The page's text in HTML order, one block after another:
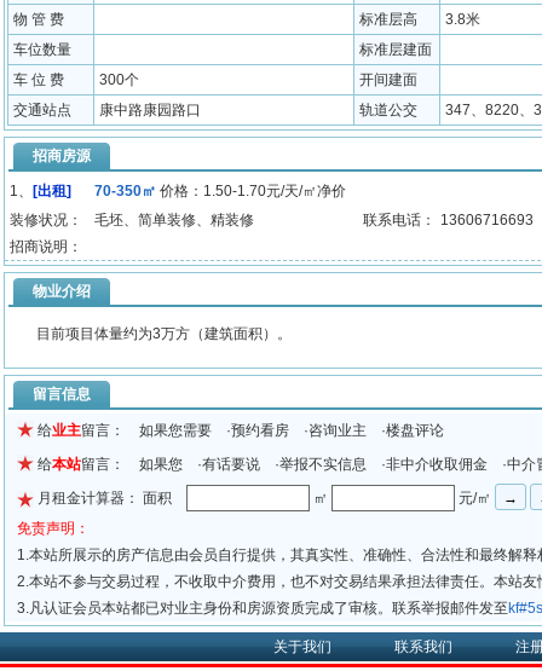
物 管 费
标准层高
3.8米
车位数量
标准层建面
车 位 费
300个
开间建面
交通站点
康中路康园路口 轨道公交 347、8220、
招商房源
1、 [出租] 70-350㎡ 价格：1.50-1.70元/天/㎡净价
装修状况：
毛坯、简单装修、精装修 联系电话：
13606716693
招商说明：
物业介绍
目前项目体量约为3万方（建筑面积）。
留言信息
给业主留言： 如果您需要 ·预约看房 ·咨询业主 ·楼盘评论
给本站留言： 如果您 ·有话要说 ·举报不实信息 ·非中介收取佣金 ·中介
月租金计算器： 面积
㎡
元/㎡
免责声明：
1.本站所展示的房产信息由会员自行提供，其真实性、准确性、合法性和最终解
2.本站不参与交易过程，不收取中介费用，也不对交易结果承担法律责任。本站
3.凡认证会员本站都已对业主身份和房源资质完成了审核。联系举报邮件发至
关于我们 联系我们 注